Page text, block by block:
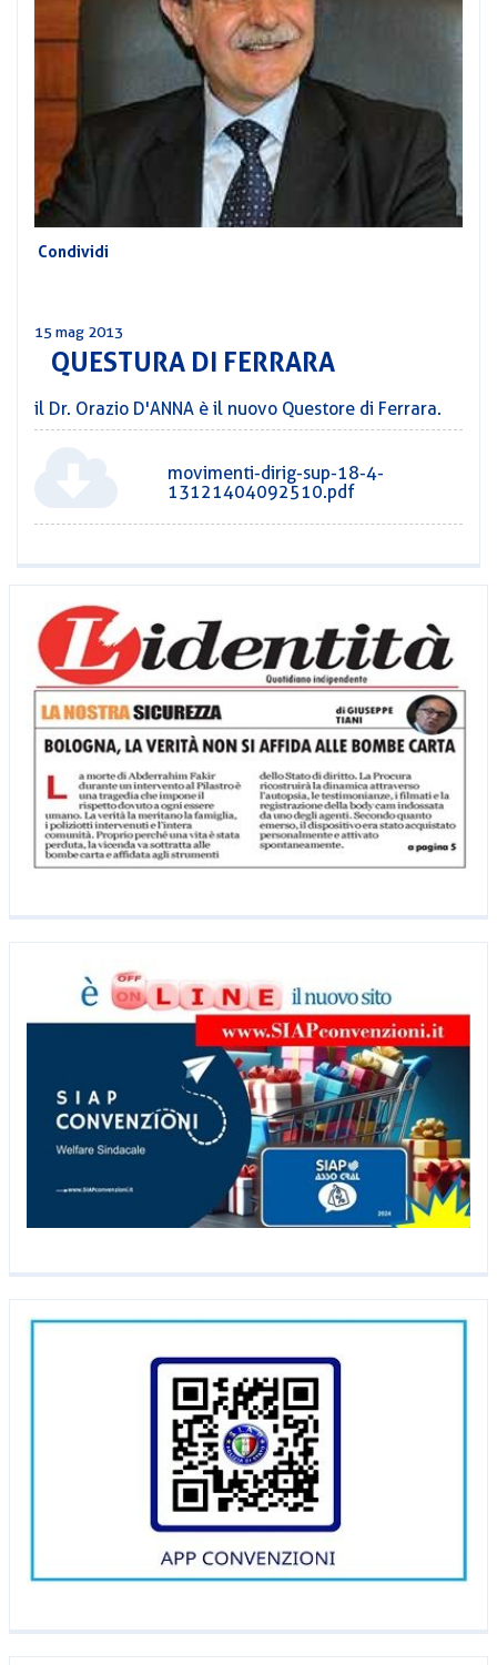
PREVIDENZA
CONVENZIONI
AREA
DIRIGENZIALE
COMUNICATI
CORSI
MOBILITÀ
PERSONALE
Condividi
15 mag 2013
QUESTURA DI FERRARA
il Dr. Orazio D'ANNA è il nuovo Questore di Ferrara.
movimenti-dirig-sup-18-4-
13121404092510.pdf